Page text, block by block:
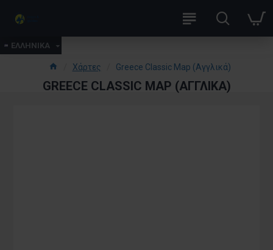
ΕΛΛΗΝΙΚΑ
Χάρτες Greece Classic Map (Αγγλικά)
GREECE CLASSIC MAP (ΑΓΓΛΙΚΆ)